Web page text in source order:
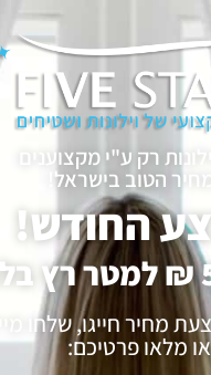
רק ע"י מקצוענים
הטוב בישראל!
החודש!
מחיר חייגו, שלחו מייל
או מלאו פרטיכם: